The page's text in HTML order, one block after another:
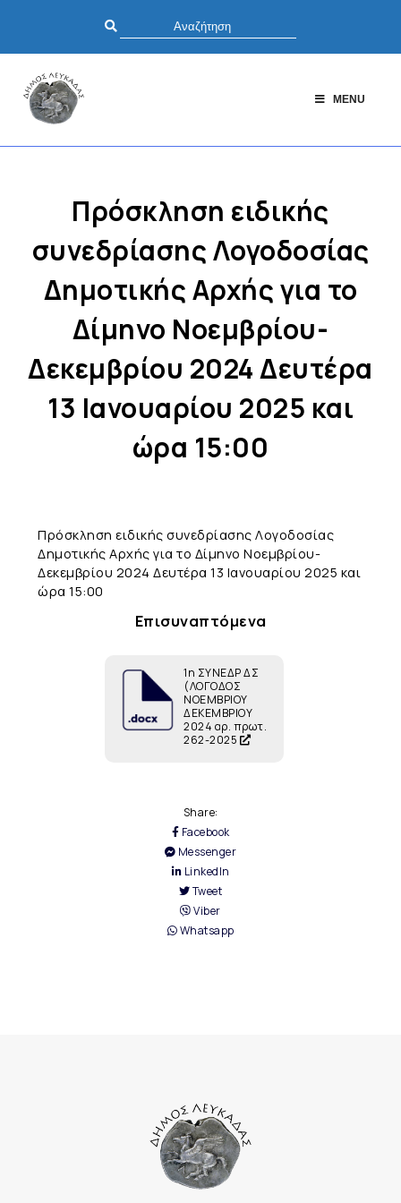
MENU
Πρόσκληση ειδικής
συνεδρίασης Λογοδοσίας
Δημοτικής Αρχής για το
Δίμηνο Νοεμβρίου-
Δεκεμβρίου 2024 Δευτέρα
13 Ιανουαρίου 2025 και
ώρα 15:00
Πρόσκληση ειδικής συνεδρίασης Λογοδοσίας
Δημοτικής Αρχής για το Δίμηνο Νοεμβρίου-
Δεκεμβρίου 2024 Δευτέρα 13 Ιανουαρίου 2025 και
ώρα 15:00
Επισυναπτόμενα
1η ΣΥΝΕΔΡ ΔΣ
(ΛΟΓΟΔΟΣ
ΝΟΕΜΒΡΙΟΥ
ΔΕΚΕΜΒΡΙΟΥ
2024 αρ. πρωτ.
262-2025
Share:
Facebook
Messenger
LinkedIn
Tweet
Viber
Whatsapp